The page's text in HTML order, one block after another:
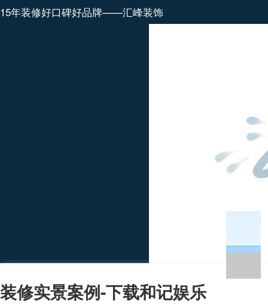
15年装修好口碑好品牌——汇峰装饰
装修实景案例-下载和记娱乐